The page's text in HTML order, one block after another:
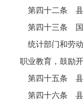
第四十二条 县
第四十三条 国
统计部门和劳
职业教育，鼓励
第四十五条 县
第四十六条 县